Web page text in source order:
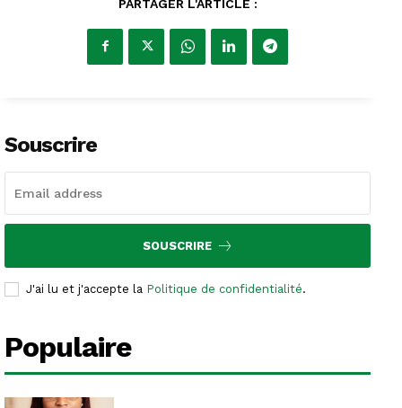
PARTAGER L'ARTICLE :
Souscrire
SOUSCRIRE
J'ai lu et j'accepte la Politique de confidentialité.
Populaire